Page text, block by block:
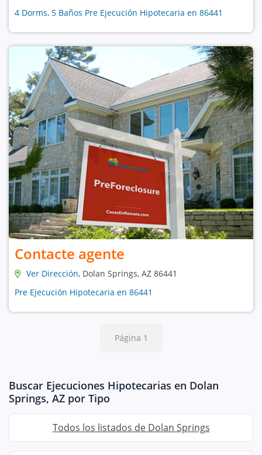
4 Dorms, 5 Baños Pre Ejecución Hipotecaria en 86441
Contacte agente
Ver Dirección, Dolan Springs, AZ 86441
Pre Ejecución Hipotecaria en 86441
Página 1
Buscar Ejecuciones Hipotecarias en Dolan
Springs, AZ por Tipo
Todos los listados de Dolan Springs